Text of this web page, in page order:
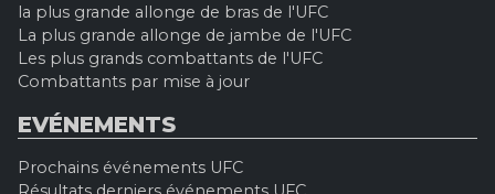
la plus grande allonge de bras de l'UFC
La plus grande allonge de jambe de l'UFC
Les plus grands combattants de l'UFC
Combattants par mise à jour
EVÉNEMENTS
Prochains événements UFC